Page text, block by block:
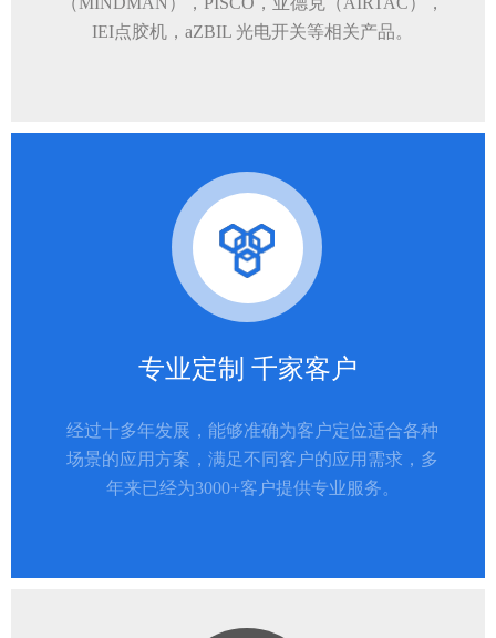
IEI点胶机，aZBIL 光电开关等相关产品。
专业定制 千家客户
经过十多年发展，能够准确为客户定位适合各种
场景的应用方案，满足不同客户的应用需求，多
年来已经为3000+客户提供专业服务。